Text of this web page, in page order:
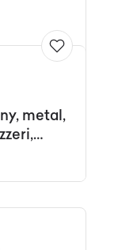
metal,